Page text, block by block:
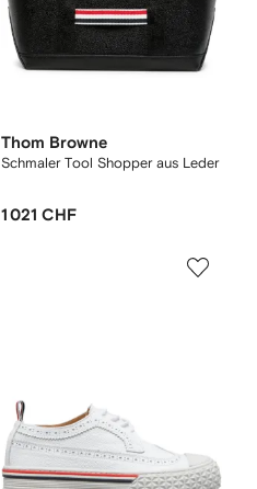
Thom Browne
Schmaler Tool Shopper aus Leder
1 021 CHF